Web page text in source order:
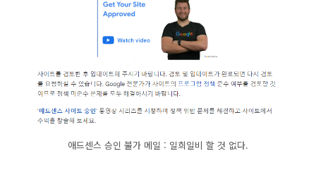
애드센스 승인 불가 메일 : 일희일비 할 것 없다.